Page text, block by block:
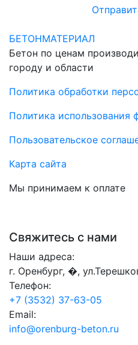
БЕТОНМАТЕРИАЛ
Бетон по ценам
городу и области
Политика обработки
Политика использования
Пользовательское
Карта сайта
Мы принимаем к оплате
Свяжитесь с нами
Наши адреса:
г. Оренбург, �,
Телефон:
+7 (3532) 37-63-05
Email:
info@orenburg-beton.ru